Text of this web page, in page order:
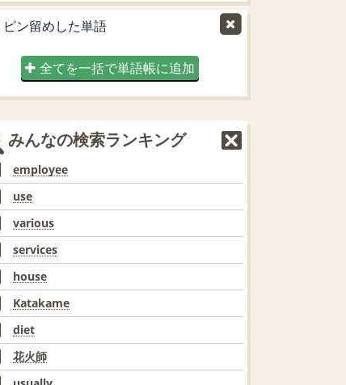
ピン留めした単語
全てを一括で単語帳に追加
みんなの検索ランキング
employee
use
various
services
house
Katakame
diet
花火師